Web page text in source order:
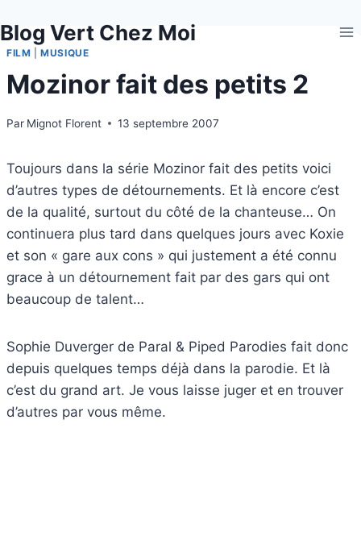
au
contenu
Blog Vert Chez Moi
FILM |MUSIQUE
Mozinor fait des petits 2
Par Mignot Florent 13 septembre 2007
Toujours dans la série Mozinor fait des petits voici
d’autres types de détournements. Et là encore c’est
de la qualité, surtout du côté de la chanteuse… On
continuera plus tard dans quelques jours avec Koxie
et son « gare aux cons » qui justement a été connu
grace à un détournement fait par des gars qui ont
beaucoup de talent…
Sophie Duverger de Paral & Piped Parodies fait donc
depuis quelques temps déjà dans la parodie. Et là
c’est du grand art. Je vous laisse juger et en trouver
d’autres par vous même.